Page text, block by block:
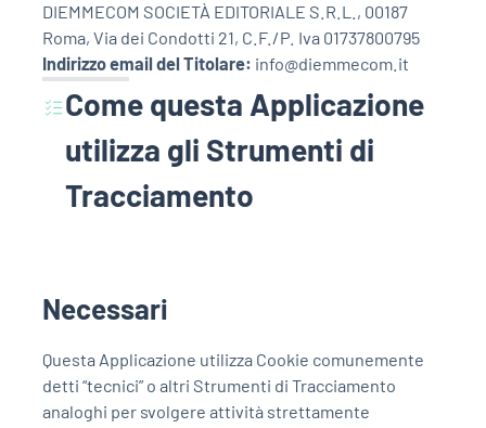
EDIZIONI
LOCALI
Catanzaro
Vibo Valentia
Cosenza
Lamezia Terme
DIEMMECOM SOCIETÀ EDITORIALE S.R.L., 00187
Roma, Via dei Condotti 21, C.F./P. Iva 01737800795
Indirizzo email del Titolare: info@diemmecom.it
Come questa Applicazione
utilizza gli Strumenti di
Tracciamento
Necessari
Questa Applicazione utilizza Cookie comunemente
detti “tecnici” o altri Strumenti di Tracciamento
analoghi per svolgere attività strettamente